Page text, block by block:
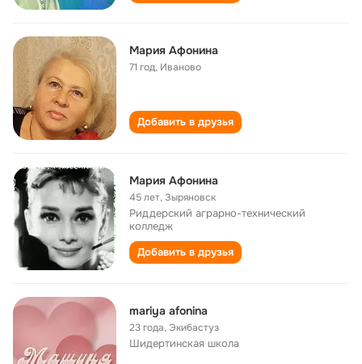
Мария Афонина
71 год, Иваново
Добавить в друзья
Мария Афонина
45 лет,Зыряновск
Риддерский аграрно-технический
колледж
Добавить в друзья
mariya afonina
23 года, Экибастуз
Шидертинская школа